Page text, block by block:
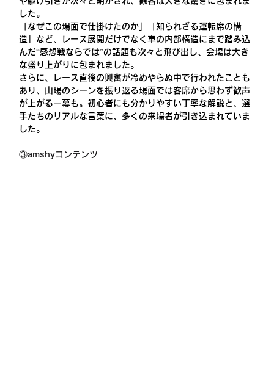
した。
「なぜこの場面で仕掛けたのか」「知られざる運転席の構
造」など、レース展開だけでなく車の内部構造にまで踏み込
んだ“感想戦ならでは”の話題も次々と飛び出し、会場は大き
な盛り上がりに包まれました。
さらに、レース直後の興奮が冷めやらぬ中で行われたことも
あり、山場のシーンを振り返る場面では客席から思わず歓声
が上がる一幕も。初心者にも分かりやすい丁寧な解説と、選
手たちのリアルな言葉に、多くの来場者が引き込まれていま
した。
③amshyコンテンツ